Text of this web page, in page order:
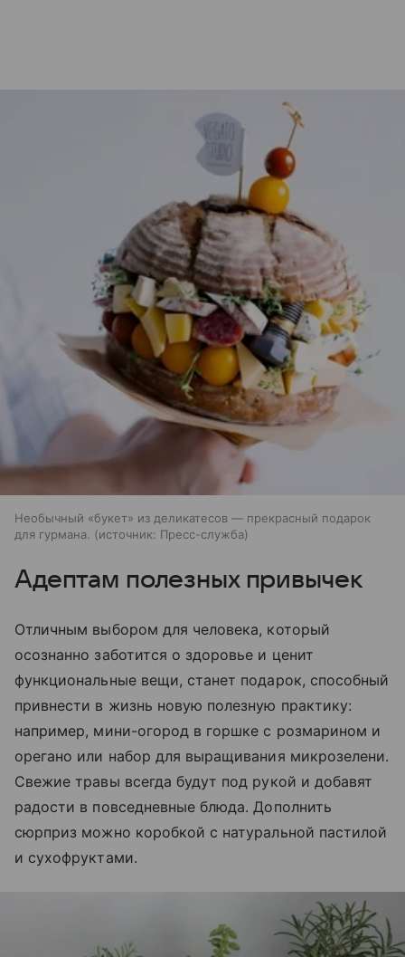
Необычный «букет» из деликатесов — прекрасный подарок
для гурмана.
источник: Пресс-служба
Адептам полезных привычек
Отличным выбором для человека, который
осознанно заботится о здоровье и ценит
функциональные вещи, станет подарок, способный
привнести в жизнь новую полезную практику:
например, мини-огород в горшке с розмарином и
орегано или набор для выращивания микрозелени.
Свежие травы всегда будут под рукой и добавят
радости в повседневные блюда. Дополнить
сюрприз можно коробкой с натуральной пастилой
и сухофруктами.